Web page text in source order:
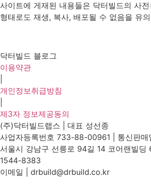
사이트에 게재된 내용들은 닥터빌드의 사
형태로도 재생, 복사, 배포될 수 없음을 유
닥터빌드 블로그
이용약관
개인정보취급방침
제3자 정보제공동의
(주)닥터빌드랩스 | 대표 성선종
사업자등록번호 733-88-00961 | 통신판매
서울시 강남구 선릉로 94길 14 코어랜빌딩
1544-8383
이메일 | drbuild@drbuild.co.kr